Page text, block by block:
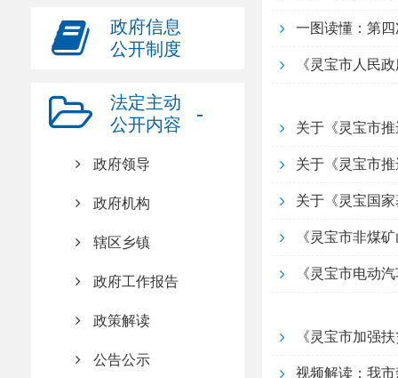
政府信息
公开制度
法定主动
公开内容
政府领导
政府机构
辖区乡镇
政府工作报告
政策解读
公告公示
一图读懂：第
《灵宝市人民
关于《灵宝市
关于《灵宝市
关于《灵宝国
《灵宝市非煤
《灵宝市电动
《灵宝市加强
视频解读：我